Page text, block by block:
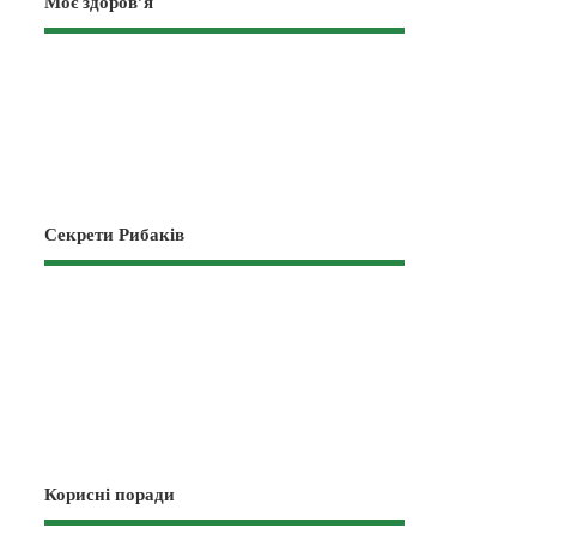
Секрети Рибаків
Корисні поради